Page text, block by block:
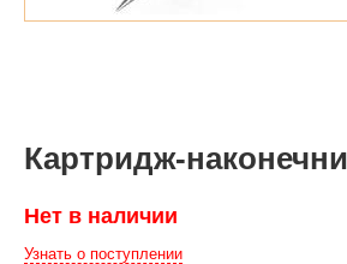
Картридж-
Нет в наличии
Узнать о поступлении